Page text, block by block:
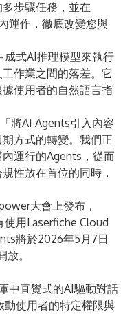
步驟任務，並在
運作，徹底改變您與
成式AI推理模型來執行
作業之間的落差。它
使用者的自然語言指
將AI Agents引入內容
方式的轉變。我們正
運行的Agents，從而
性放在首位的同時，
大會上發布，
用Laserfiche Cloud
將於2026年5月7日
。
中直覺式的AI驅動對話
使用者的特定權限與